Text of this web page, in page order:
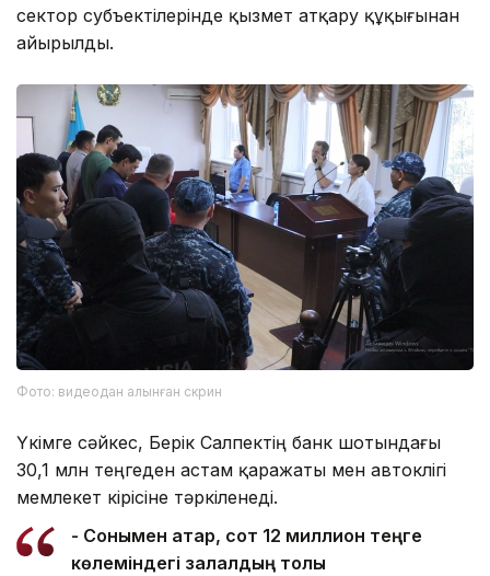
сектор субъектілерінде қызмет атқару құқығынан
айырылды.
Фото: видеодан алынған скрин
Үкімге сәйкес, Берік Салпектің банк шотындағы
30,1 млн теңгеден астам қаражаты мен автокөлігі
мемлекет кірісіне тәркіленеді.
- Сонымен қатар, сот 12 миллион теңге
көлеміндегі залалдың толық